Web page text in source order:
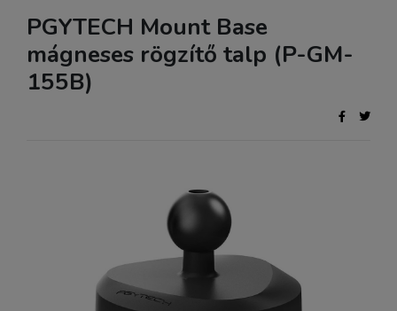
PGYTECH Mount Base
mágneses rögzítő talp (P-GM-
155B)